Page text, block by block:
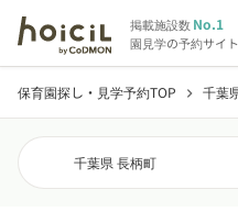
掲載施設数No.1
園見学の予約サイト
保育園探し・見学予約TOP chevron_right 千葉
千葉県 長柄町